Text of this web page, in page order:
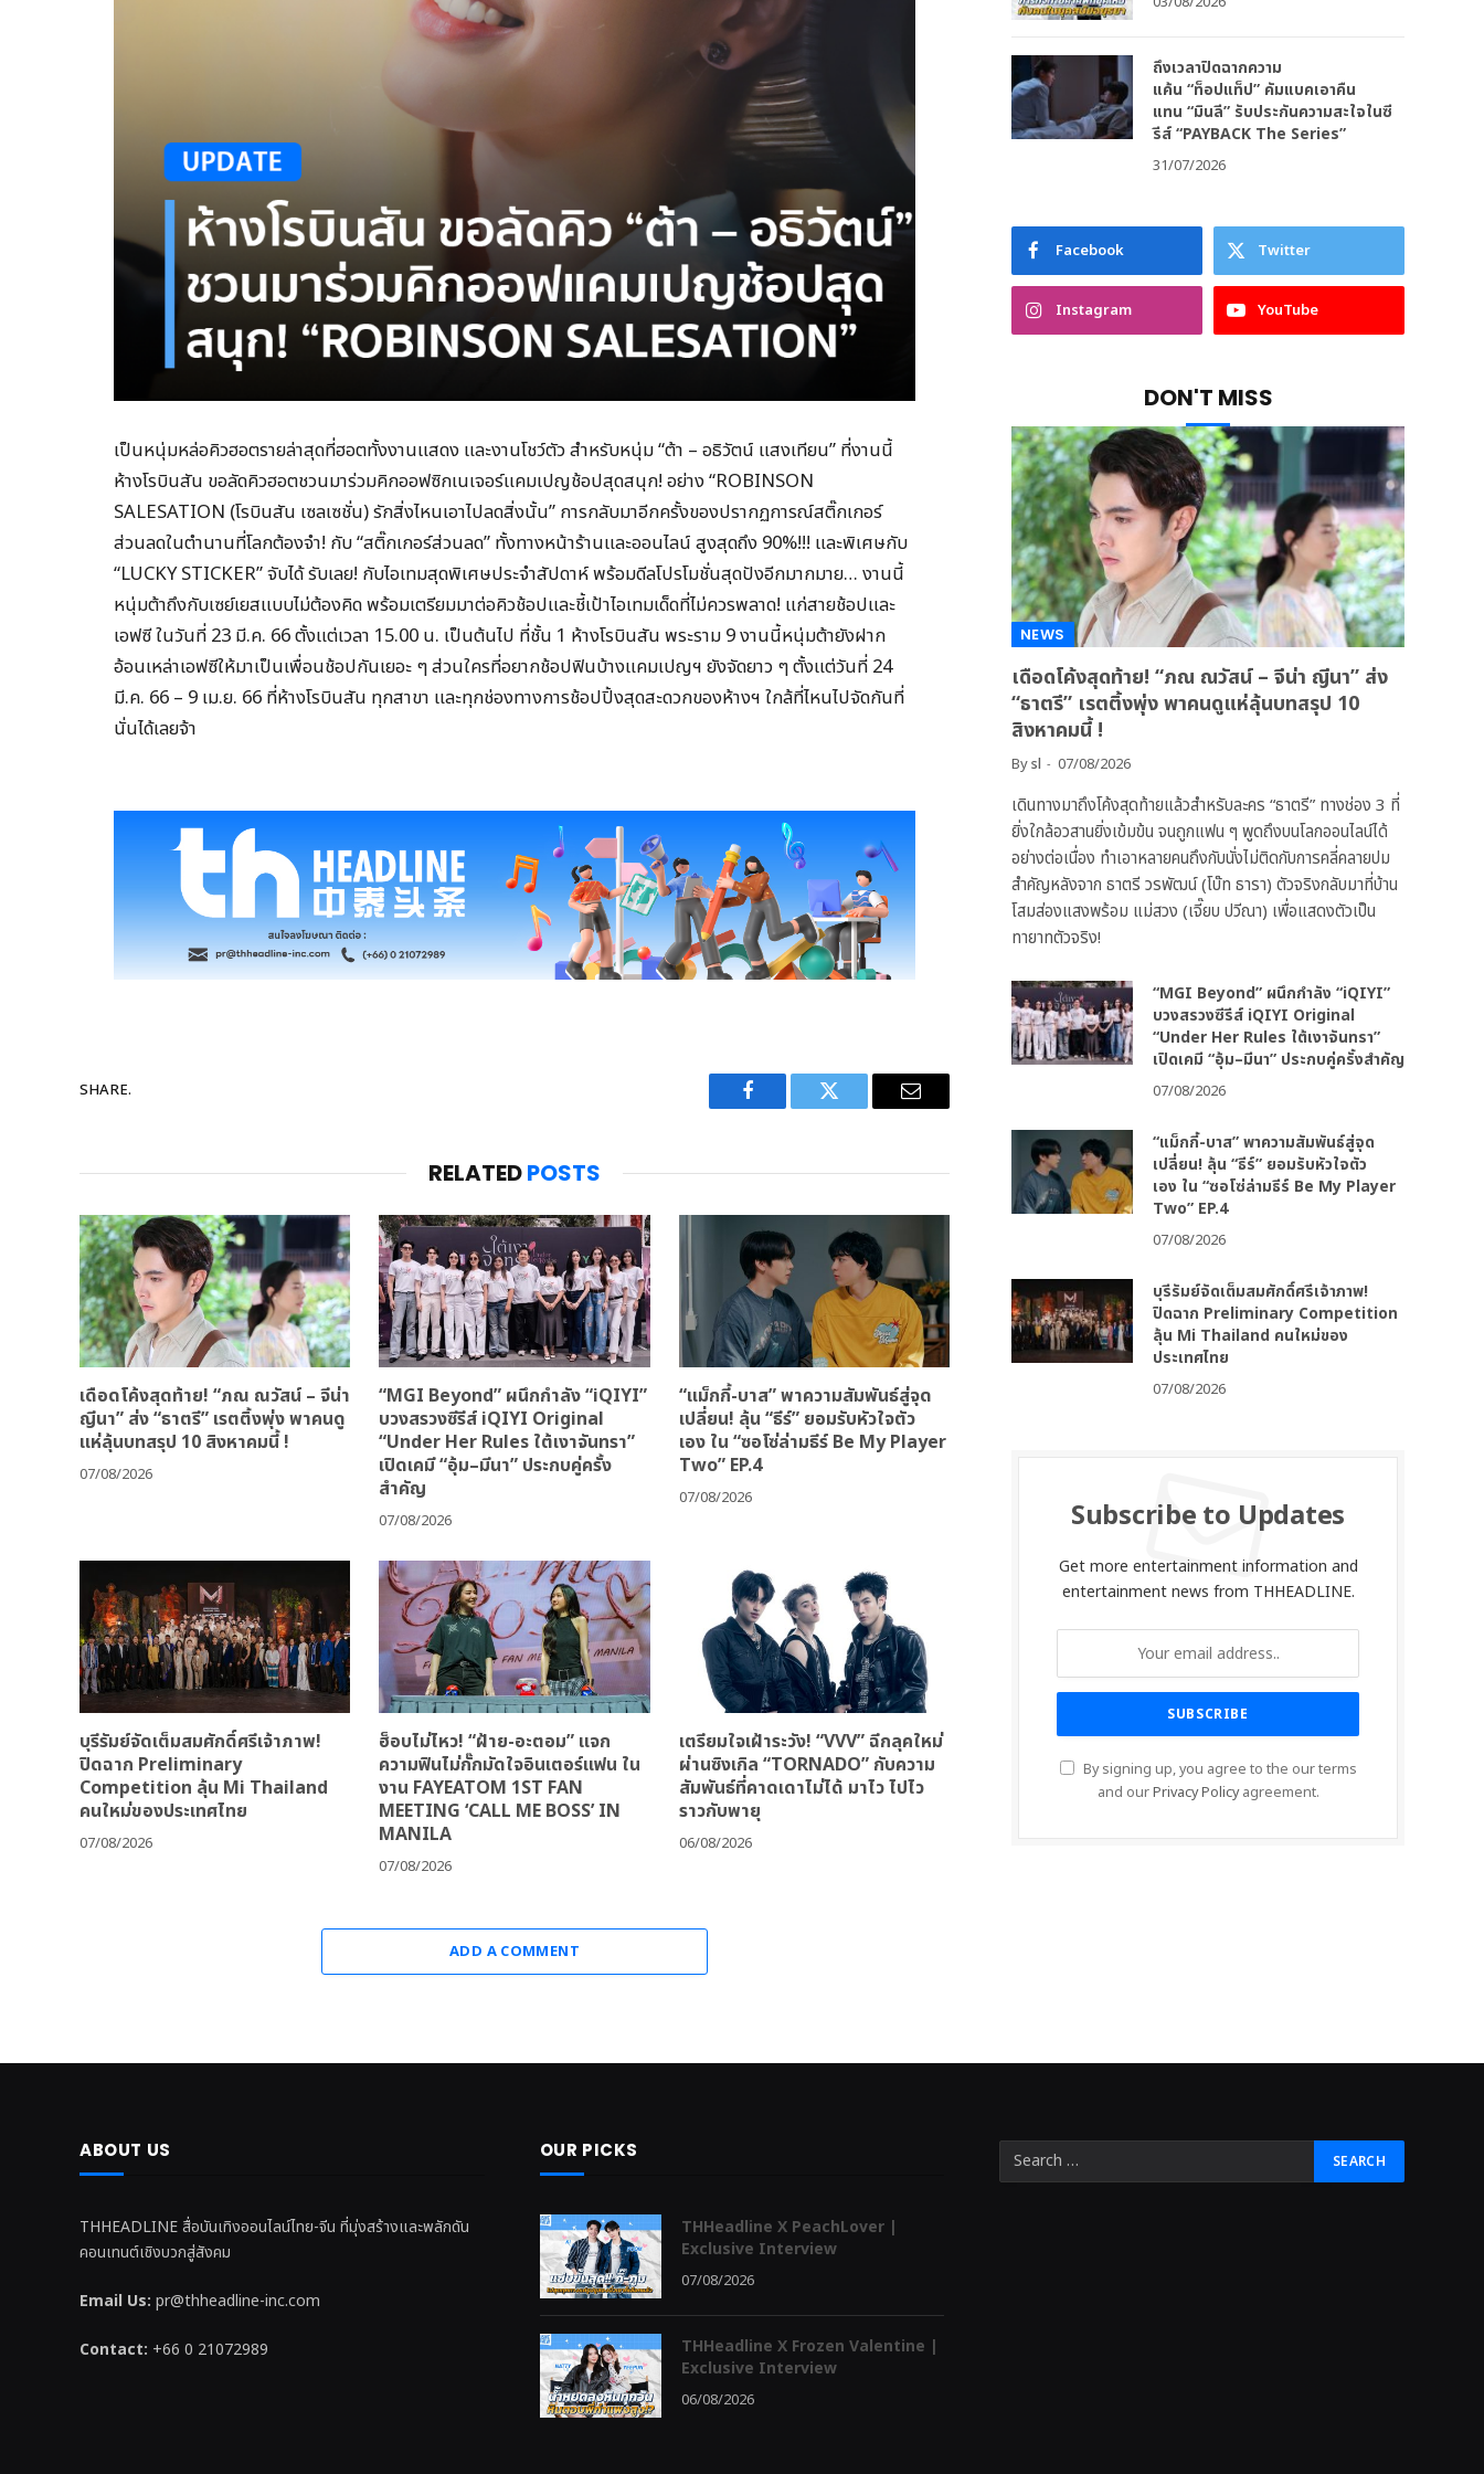
เป็นหนุ่มหล่อคิวฮอตรายล่าสุดที่ฮอตทั้งงานแสดง และงานโชว์ตัว สำหรับหนุ่ม “ต้า – อธิวัตน์ แสงเทียน” ที่งานนี้
ห้างโรบินสัน ขอลัดคิวฮอตชวนมาร่วมคิกออฟซิกเนเจอร์แคมเปญช้อปสุดสนุก! อย่าง “ROBINSON
SALESATION (โรบินสัน เซลเซชั่น) รักสิ่งไหนเอาไปลดสิ่งนั้น” การกลับมาอีกครั้งของปรากฏการณ์สติ๊กเกอร์
ส่วนลดในตำนานที่โลกต้องจำ! กับ “สติ๊กเกอร์ส่วนลด” ทั้งทางหน้าร้านและออนไลน์ สูงสุดถึง 90%!!! และพิเศษกับ
“LUCKY STICKER” จับได้ รับเลย! กับไอเทมสุดพิเศษประจำสัปดาห์ พร้อมดีลโปรโมชั่นสุดปังอีกมากมาย… งานนี้
หนุ่มต้าถึงกับเซย์เยสแบบไม่ต้องคิด พร้อมเตรียมมาต่อคิวช้อปและชี้เป้าไอเทมเด็ดที่ไม่ควรพลาด! แก่สายช้อปและ
เอฟซี ในวันที่ 23 มี.ค. 66 ตั้งแต่เวลา 15.00 น. เป็นต้นไป ที่ชั้น 1 ห้างโรบินสัน พระราม 9 งานนี้หนุ่มต้ายังฝาก
อ้อนเหล่าเอฟซีให้มาเป็นเพื่อนช้อปกันเยอะ ๆ ส่วนใครที่อยากช้อปฟินบ้างแคมเปญฯ ยังจัดยาว ๆ ตั้งแต่วันที่ 24
มี.ค. 66 – 9 เม.ย. 66 ที่ห้างโรบินสัน ทุกสาขา และทุกช่องทางการช้อปปิ้งสุดสะดวกของห้างฯ ใกล้ที่ไหนไปจัดกันที่
นั่นได้เลยจ้า
SHARE.
Facebook Twitter Email
RELATEDPOSTS
เดือดโค้งสุดท้าย! “ภณ ณวัสน์ – จีน่า
ญีนา” ส่ง “ธาตรี” เรตติ้งพุ่ง พาคนดู
แห่ลุ้นบทสรุป 10 สิงหาคมนี้ !
07/08/2026
“MGI Beyond” ผนึกกำลัง “iQIYI”
บวงสรวงซีรีส์ iQIYI Original
“Under Her Rules ใต้เงาจันทรา”
เปิดเคมี “อุ้ม–มีนา” ประกบคู่ครั้ง
สำคัญ
07/08/2026
“แม็กกี้-บาส” พาความสัมพันธ์สู่จุด
เปลี่ยน! ลุ้น “ธีร์” ยอมรับหัวใจตัว
เอง ใน “ซอโซ่ล่ามธีร์ Be My Player
Two” EP.4
07/08/2026
บุรีรัมย์จัดเต็มสมศักดิ์ศรีเจ้าภาพ!
ปิดฉาก Preliminary
Competition ลุ้น Mi Thailand
คนใหม่ของประเทศไทย
07/08/2026
ฮ็อบไม่ไหว! “ฝ้าย-อะตอม” แจก
ความฟินไม่กั๊กมัดใจอินเตอร์แฟน ใน
งาน FAYEATOM 1ST FAN
MEETING ‘CALL ME BOSS’ IN
MANILA
07/08/2026
เตรียมใจเฝ้าระวัง! “VVV” ฉีกลุคใหม่
ผ่านซิงเกิล “TORNADO” กับความ
สัมพันธ์ที่คาดเดาไม่ได้ มาไว ไปไว
ราวกับพายุ
06/08/2026
ADD A COMMENT
ถึงเวลาปิดฉากความ
แค้น “ท็อปแท็ป” คัมแบคเอาคืน
แทน “มินลี” รับประกันความสะใจในซี
รีส์ “PAYBACK The Series”
31/07/2026
Facebook Twitter
Instagram YouTube
DON'T MISS
NEWS
เดือดโค้งสุดท้าย! “ภณ ณวัสน์ – จีน่า ญีนา” ส่ง
“ธาตรี” เรตติ้งพุ่ง พาคนดูแห่ลุ้นบทสรุป 10
สิงหาคมนี้ !
Bysl 07/08/2026
เดินทางมาถึงโค้งสุดท้ายแล้วสำหรับละคร “ธาตรี” ทางช่อง 3 ที่
ยิ่งใกล้อวสานยิ่งเข้มข้น จนถูกแฟน ๆ พูดถึงบนโลกออนไลน์ได้
อย่างต่อเนื่อง ทำเอาหลายคนถึงกับนั่งไม่ติดกับการคลี่คลายปม
สำคัญหลังจาก ธาตรี วรพัฒน์ (โบ๊ท ธารา) ตัวจริงกลับมาที่บ้าน
โสมส่องแสงพร้อม แม่สวง (เจี๊ยบ ปวีณา) เพื่อแสดงตัวเป็น
ทายาทตัวจริง!
“MGI Beyond” ผนึกกำลัง “iQIYI”
บวงสรวงซีรีส์ iQIYI Original
“Under Her Rules ใต้เงาจันทรา”
เปิดเคมี “อุ้ม–มีนา” ประกบคู่ครั้งสำคัญ
07/08/2026
“แม็กกี้-บาส” พาความสัมพันธ์สู่จุด
เปลี่ยน! ลุ้น “ธีร์” ยอมรับหัวใจตัว
เอง ใน “ซอโซ่ล่ามธีร์ Be My Player
Two” EP.4
07/08/2026
บุรีรัมย์จัดเต็มสมศักดิ์ศรีเจ้าภาพ!
ปิดฉาก Preliminary Competition
ลุ้น Mi Thailand คนใหม่ของ
ประเทศไทย
07/08/2026
Subscribe to Updates
Get more entertainment information and
entertainment news from THHEADLINE.
By signing up, you agree to the our terms
and ourPrivacy Policyagreement.
ABOUT US
THHEADLINE สื่อบันเทิงออนไลน์ไทย-จีน ที่มุ่งสร้างและพลักดัน
คอนเทนต์เชิงบวกสู่สังคม
Email Us: pr@thheadline-inc.com
Contact: +66 0 21072989
OUR PICKS
THHeadline X PeachLover |
Exclusive Interview
07/08/2026
THHeadline X Frozen Valentine |
Exclusive Interview
06/08/2026